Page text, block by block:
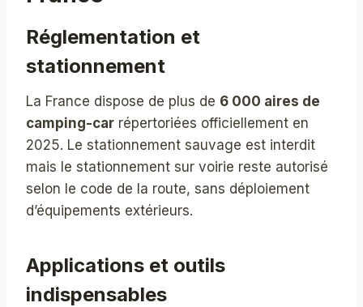
Réglementation et
stationnement
La France dispose de plus de 6 000 aires de
camping-car répertoriées officiellement en
2025. Le stationnement sauvage est interdit
mais le stationnement sur voirie reste autorisé
selon le code de la route, sans déploiement
d’équipements extérieurs.
Applications et outils
indispensables